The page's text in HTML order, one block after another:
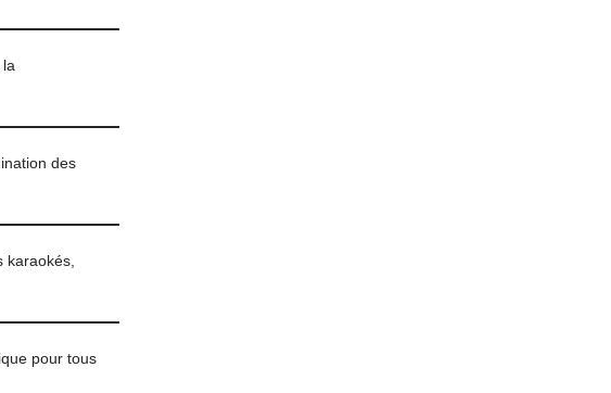
la
des
karaokés,
pour tous